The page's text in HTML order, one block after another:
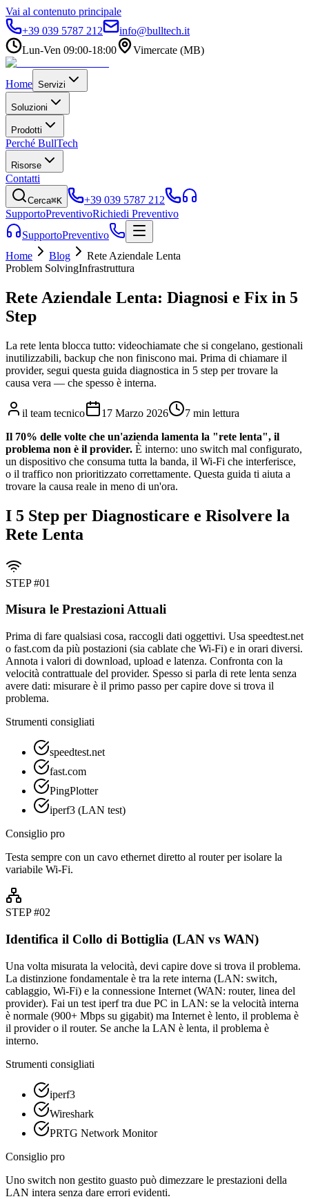
Vai al contenuto principale
+39 039 5787 212
info@bulltech.it
Lun-Ven 09:00-18:00
Vimercate (MB)
Home Servizi
Soluzioni
Prodotti
Perché BullTech
Risorse
Contatti
Cerca⌘K
+39 039 5787 212
SupportoPreventivoRichiedi Preventivo
SupportoPreventivo
Home
Blog
Rete Aziendale Lenta
Problem SolvingInfrastruttura
Rete Aziendale Lenta: Diagnosi e Fix in 5
Step
La rete lenta blocca tutto: videochiamate che si congelano, gestionali
inutilizzabili, backup che non finiscono mai. Prima di chiamare il
provider, segui questa guida diagnostica in 5 step per trovare la
causa vera — che spesso è interna.
il team tecnico 17 Marzo 2026
7 min lettura
Il 70% delle volte che un'azienda lamenta la "rete lenta", il
problema non è il provider. È interno: uno switch mal configurato,
un dispositivo che consuma tutta la banda, il Wi-Fi che interferisce,
o il traffico non prioritizzato correttamente. Questa guida ti aiuta a
trovare la causa reale in meno di un'ora.
I 5 Step per Diagnosticare e Risolvere la
Rete Lenta
STEP #01
Misura le Prestazioni Attuali
Prima di fare qualsiasi cosa, raccogli dati oggettivi. Usa speedtest.net
o fast.com da più postazioni (sia cablate che Wi-Fi) e in orari diversi.
Annota i valori di download, upload e latenza. Confronta con la
velocità contrattuale del provider. Spesso si parla di rete lenta senza
avere dati: misurare è il primo passo per capire dove si trova il
problema.
Strumenti consigliati
speedtest.net
fast.com
PingPlotter
iperf3 (LAN test)
Consiglio pro
Testa sempre con un cavo ethernet diretto al router per isolare la
variabile Wi-Fi.
STEP #02
Identifica il Collo di Bottiglia (LAN vs WAN)
Una volta misurata la velocità, devi capire dove si trova il problema.
La distinzione fondamentale è tra la rete interna (LAN: switch,
cablaggio, Wi-Fi) e la connessione Internet (WAN: router, linea del
provider). Fai un test iperf tra due PC in LAN: se la velocità interna
è normale (900+ Mbps su gigabit) ma Internet è lento, il problema è
il provider o il router. Se anche la LAN è lenta, il problema è
interno.
Strumenti consigliati
iperf3
Wireshark
PRTG Network Monitor
Consiglio pro
Uno switch non gestito guasto può dimezzare le prestazioni della
LAN intera senza dare errori evidenti.